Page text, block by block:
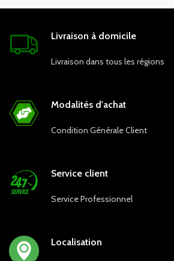
Livraison à domicile
Livraison dans tous les régions
Modalités d'achat
Condition Générale Client
Service client
Service Professionnel
Localisation